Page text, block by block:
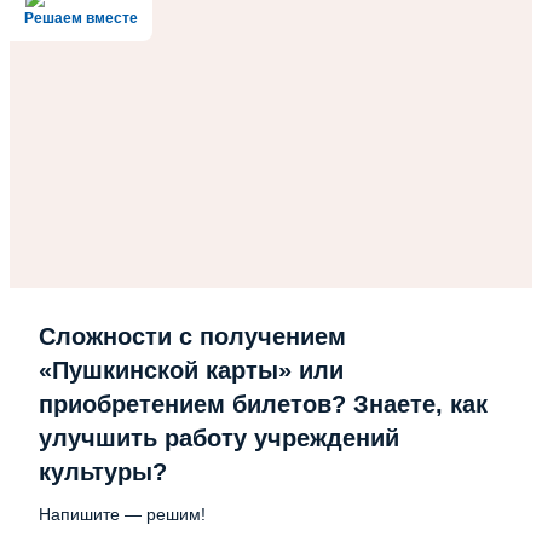
Решаем вместе
Сложности с получением
«Пушкинской карты» или
приобретением билетов? Знаете, как
улучшить работу учреждений
культуры?
Напишите — решим!